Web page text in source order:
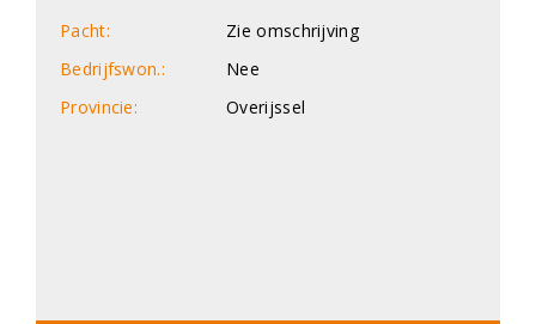
Pacht:
Zie omschrijving
Bedrijfswon.:
Nee
Provincie:
Overijssel